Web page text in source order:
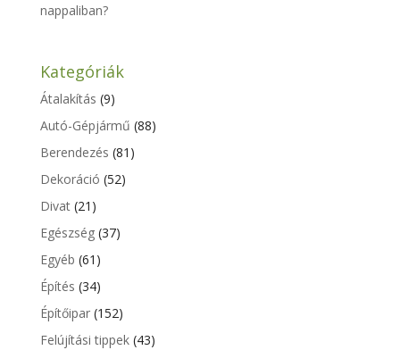
nappaliban?
Kategóriák
Átalakítás (9)
Autó-Gépjármű (88)
Berendezés (81)
Dekoráció (52)
Divat(21)
Egészség(37)
Egyéb (61)
Építés (34)
Építőipar(152)
Felújítási tippek(43)